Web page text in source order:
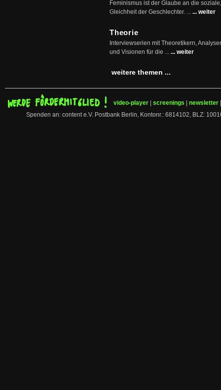
Feminismus ist der Glaube an die
Gleichheit der Geschlechter. ... ... weiter
Theorie
Interviewserien mit Theoretikern,
und Visionen für die ... ... weiter
weitere themen ...
video-player screenings newsletter
Spenden an: content e.V. Postbank Berlin, Kontonr.: 6814102, BLZ: